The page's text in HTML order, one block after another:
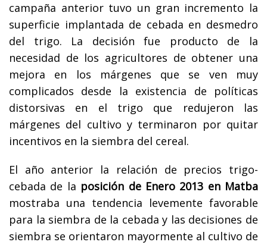
campaña anterior tuvo un gran incremento la
superficie implantada de cebada en desmedro
del trigo. La decisión fue producto de la
necesidad de los agricultores de obtener una
mejora en los márgenes que se ven muy
complicados desde la existencia de políticas
distorsivas en el trigo que redujeron las
márgenes del cultivo y terminaron por quitar
incentivos en la siembra del cereal.
El año anterior la relación de precios trigo-
cebada de la posición de Enero 2013 en Matba
mostraba una tendencia levemente favorable
para la siembra de la cebada y las decisiones de
siembra se orientaron mayormente al cultivo de